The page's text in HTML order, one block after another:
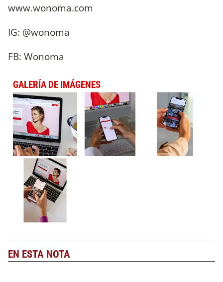
www.wonoma.com
IG: @wonoma
FB: Wonoma
GALERÍA DE IMÁGENES
EN ESTA NOTA